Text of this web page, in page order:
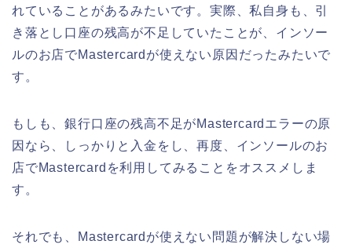
れていることがあるみたいです。実際、私自身も、引
き落とし口座の残高が不足していたことが、インソー
ルのお店でMastercardが使えない原因だったみたいで
す。
もしも、銀行口座の残高不足がMastercardエラーの原
因なら、しっかりと入金をし、再度、インソールのお
店でMastercardを利用してみることをオススメしま
す。
それでも、Mastercardが使えない問題が解決しない場